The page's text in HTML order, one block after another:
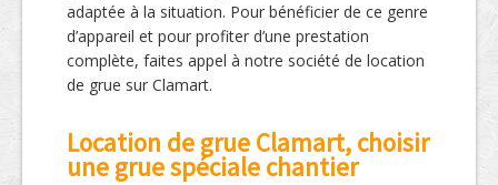
adaptée à la situation. Pour bénéficier de ce genre
d’appareil et pour profiter d’une prestation
complète, faites appel à notre société de location
de grue sur Clamart.
Location de grue Clamart, choisir
une grue spéciale chantier